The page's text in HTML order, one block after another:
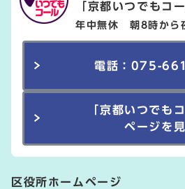
「京都いつでもコー
年中無休 朝8時から
電話：075-
「京都いつでも
ページを
区役所ホームページ